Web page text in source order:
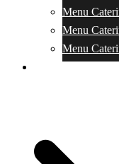
Menu
Menu
Menu